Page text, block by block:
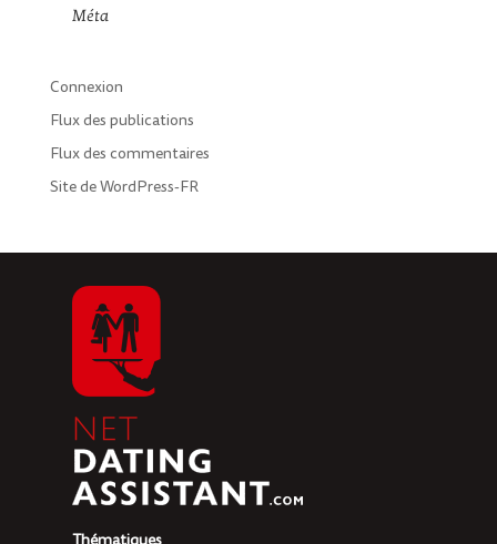
Méta
Connexion
Flux des publications
Flux des commentaires
Site de WordPress-FR